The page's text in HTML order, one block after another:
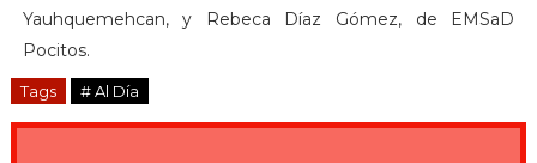
Yauhquemehcan, y Rebeca Díaz Gómez, de EMSaD
Pocitos.
Tags # Al Día